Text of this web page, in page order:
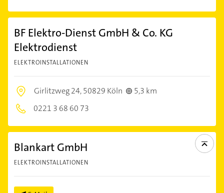
BF Elektro-Dienst GmbH & Co. KG
Elektrodienst
ELEKTROINSTALLATIONEN
Girlitzweg 24,50829 Köln
5,3 km
0221 3 68 60 73
Blankart GmbH
ELEKTROINSTALLATIONEN